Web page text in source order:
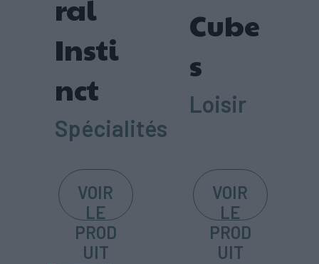
ral
Insti
nct
Spécialités
VOIR
LE
PROD
UIT
Cube
s
Loisir
VOIR
LE
PROD
UIT